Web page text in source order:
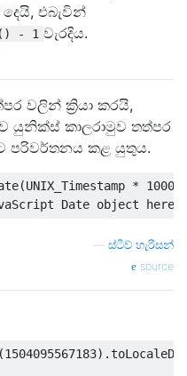
එබැවින්
- 1 වැරදිය.
වලින් ක්‍රියා කරයි,
යුනික්ස් කාලරාමුව තත්පර
පරිවර්තනය කළ යුතුය.
(UNIX_Timestamp * 1000
Date object
ස්ටීව් හැරිසන්
source
(1504095567183).